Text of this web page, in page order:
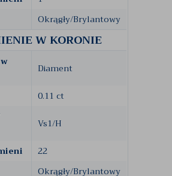
Okrągły/Brylantowy
W KORONIE
Diament
0.11 ct
Vs1/H
22
Okrągły/Brylantowy